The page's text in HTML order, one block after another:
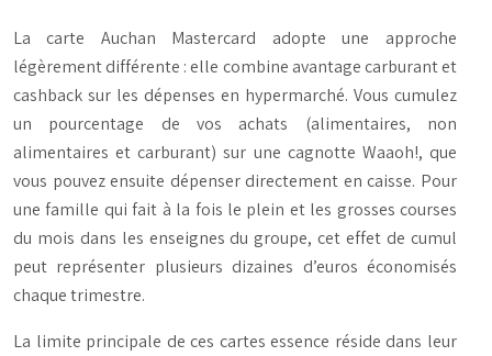
La carte Auchan Mastercard adopte une approche
légèrement différente : elle combine avantage carburant et
cashback sur les dépenses en hypermarché. Vous cumulez
un pourcentage de vos achats (alimentaires, non
alimentaires et carburant) sur une cagnotte Waaoh!, que
vous pouvez ensuite dépenser directement en caisse. Pour
une famille qui fait à la fois le plein et les grosses courses
du mois dans les enseignes du groupe, cet effet de cumul
peut représenter plusieurs dizaines d’euros économisés
chaque trimestre.
La limite principale de ces cartes essence réside dans leur